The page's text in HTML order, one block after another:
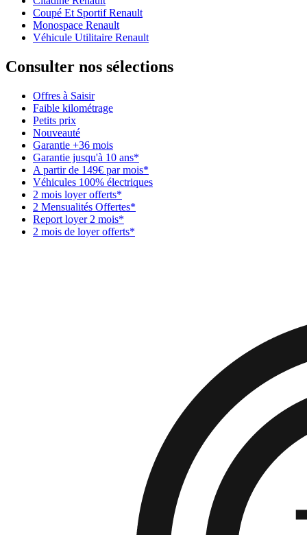
Coupé Et Sportif Renault
Monospace Renault
Véhicule Utilitaire Renault
Consulter nos sélections
Offres à Saisir
Faible kilométrage
Petits prix
Nouveauté
Garantie +36 mois
Garantie jusqu'à 10 ans*
A partir de 149€ par mois*
Véhicules 100% électriques
2 mois loyer offerts*
2 Mensualités Offertes*
Report loyer 2 mois*
2 mois de loyer offerts*